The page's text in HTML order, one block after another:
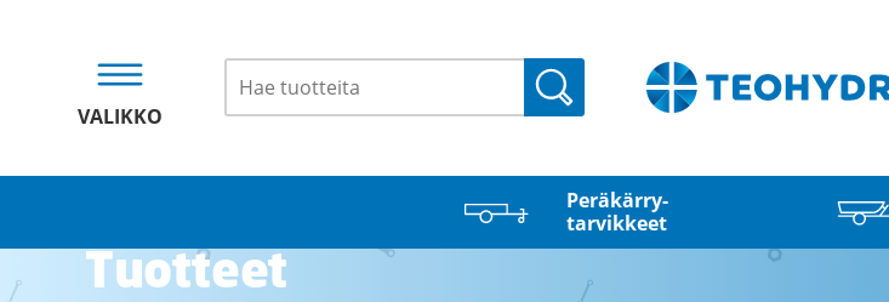
VALIKKO
Haku
Peräkärry­
tarvikkeet
Tuotteet